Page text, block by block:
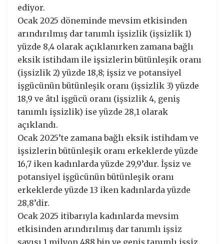
ediyor.
Ocak 2025 döneminde mevsim etkisinden
arındırılmış dar tanımlı işsizlik (işsizlik 1)
yüzde 8,4 olarak açıklanırken zamana bağlı
eksik istihdam ile işsizlerin bütünleşik oranı
(işsizlik 2) yüzde 18,8; işsiz ve potansiyel
işgücünün bütünleşik oranı (işsizlik 3) yüzde
18,9 ve âtıl işgücü oranı (işsizlik 4, geniş
tanımlı işsizlik) ise yüzde 28,1 olarak
açıklandı.
Ocak 2025’te zamana bağlı eksik istihdam ve
işsizlerin bütünleşik oranı erkeklerde yüzde
16,7 iken kadınlarda yüzde 29,9’dur. İşsiz ve
potansiyel işgücünün bütünleşik oranı
erkeklerde yüzde 13 iken kadınlarda yüzde
28,8’dir.
Ocak 2025 itibarıyla kadınlarda mevsim
etkisinden arındırılmış dar tanımlı işsiz
sayısı 1 milyon 488 bin ve geniş tanımlı işsiz